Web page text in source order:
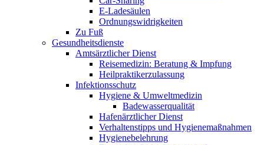
E-Ladesäulen
Ordnungswidrigkeiten
Zu Fuß
Gesundheitsdienste
Amtsärztlicher Dienst
Reisemedizin: Beratung & Impfung
Heilpraktikerzulassung
Infektionsschutz
Hygiene & Umweltmedizin
Badewasserqualität
Hafenärztlicher Dienst
Verhaltenstipps und Hygienemaßnahmen
Hygienebelehrung